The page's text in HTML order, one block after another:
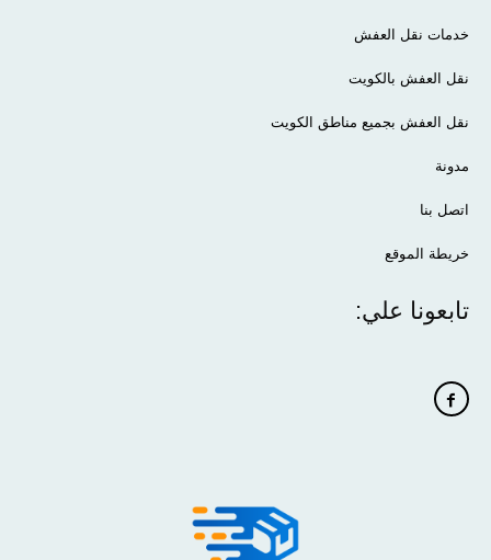
خدمات نقل العفش
نقل العفش بالكويت
نقل العفش بجميع مناطق الكويت
مدونة
اتصل بنا
خريطة الموقع
تابعونا علي: